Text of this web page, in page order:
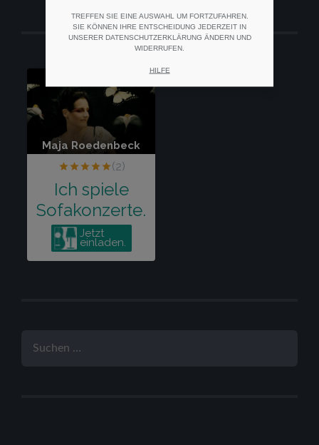
NACH:
TREFFEN SIE EINE AUSWAHL UM FORTZUFAHREN.
SIE KÖNNEN IHRE ENTSCHEIDUNG JEDERZEIT IN
UNSERER DATENSCHUTZERKLÄRUNG ÄNDERN UND
WIDERRUFEN.
HILFE